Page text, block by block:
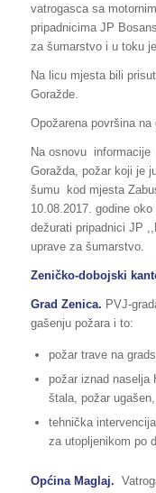
vatrogasca sa
pripadnicima JP
za šumarstvo i u toku
Na licu mjesta bili
Goražde.
Opožarena površina na
Na osnovu informacije
Goražda, požar koji je
šumu kod mjesta
10.08.2017. godine
dežurati pripadnici JP
uprave za šumarstvo.
Zeničko-dobojski
Grad Zenica. PVJ-
gašenju požara i to:
požar trave na
požar iznad naselja
štala, požar ugašen,
tehnička
za utopljenikom po
Općina Maglaj.